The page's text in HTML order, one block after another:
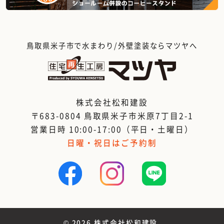
鳥取県米子市で水まわり/外壁塗装ならマツヤへ
株式会社松和建設
〒683-0804 鳥取県米子市米原7丁目2-1
営業日時 10:00-17:00（平日・土曜日）
日曜・祝日はご予約制